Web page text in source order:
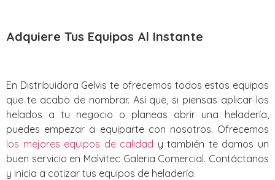
Adquiere Tus Equipos Al Instante
En Distribuidora Gelvis te ofrecemos todos estos equipos
que te acabo de nombrar. Así que, si piensas aplicar los
helados a tu negocio o planeas abrir una heladería,
puedes empezar a equiparte con nosotros. Ofrecemos
los mejores equipos de calidad y también te damos un
buen servicio en Malvitec Galeria Comercial. Contáctanos
y inicia a cotizar tus equipos de heladería.